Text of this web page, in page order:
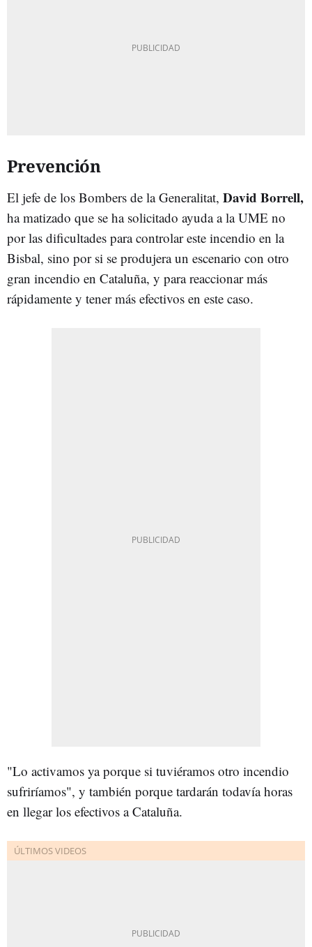
Prevención
El jefe de los Bombers de la Generalitat, David Borrell,
ha matizado que se ha solicitado ayuda a la UME no
por las dificultades para controlar este incendio en la
Bisbal, sino por si se produjera un escenario con otro
gran incendio en Cataluña, y para reaccionar más
rápidamente y tener más efectivos en este caso.
"Lo activamos ya porque si tuviéramos otro incendio
sufriríamos", y también porque tardarán todavía horas
en llegar los efectivos a Cataluña.